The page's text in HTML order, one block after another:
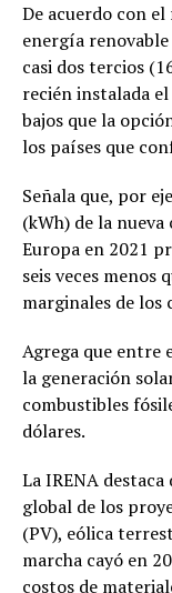
De acuerdo con
energía
casi dos tercios
recién instalada
bajos que la
los países que
Señala que, por
(kWh) de la
Europa en 2021
seis veces menos
marginales de los
Agrega que entre
la generación
combustibles
dólares.
La IRENA
global de los
(PV), eólica
marcha cayó en
costos de